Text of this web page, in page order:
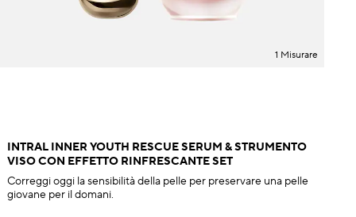
1 Misurare
INTRAL INNER YOUTH RESCUE SERUM & STRUMENTO
VISO CON EFFETTO RINFRESCANTE SET
Correggi oggi la sensibilità della pelle per preservare una pelle
giovane per il domani.